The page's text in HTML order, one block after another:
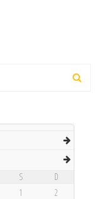
S
D
1
2